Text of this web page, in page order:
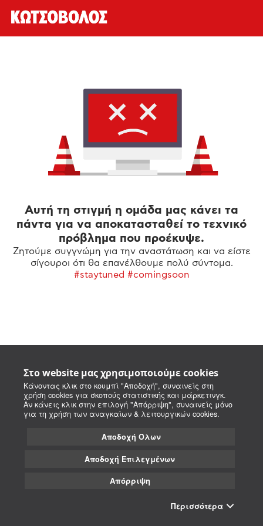
Στο website μας χρησιμοποιούμε cookies
Κάνοντας κλικ στο κουμπί "Αποδοχή", συναινείς στη
χρήση cookies για σκοπούς στατιστικής και μάρκετινγκ.
Αν κάνεις κλικ στην επιλογή "Απόρριψη", συναινείς μόνο
για τη χρήση των αναγκαίων & λειτουργικών cookies.
Αποδοχή Όλων
Αποδοχή Επιλεγμένων
Απόρριψη
Περισσότερα
Αυτή τη στιγμή η ομάδα μας κάνει τα
πάντα για να αποκατασταθεί το τεχνικό
πρόβλημα που προέκυψε.
Ζητούμε συγγνώμη για την αναστάτωση και να είστε
σίγουροι ότι θα επανέλθουμε πολύ σύντομα.
#staytuned #comingsoon